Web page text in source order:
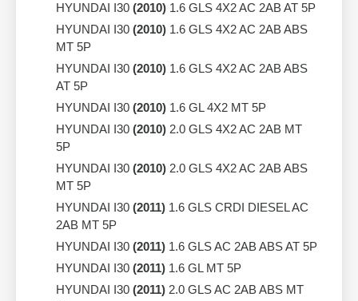
HYUNDAI I30 (2010) 1.6 GLS 4X2 AC 2AB AT 5P
HYUNDAI I30 (2010) 1.6 GLS 4X2 AC 2AB ABS
MT 5P
HYUNDAI I30 (2010) 1.6 GLS 4X2 AC 2AB ABS
AT 5P
HYUNDAI I30 (2010) 1.6 GL 4X2 MT 5P
HYUNDAI I30 (2010) 2.0 GLS 4X2 AC 2AB MT
5P
HYUNDAI I30 (2010) 2.0 GLS 4X2 AC 2AB ABS
MT 5P
HYUNDAI I30 (2011) 1.6 GLS CRDI DIESEL AC
2AB MT 5P
HYUNDAI I30 (2011) 1.6 GLS AC 2AB ABS AT 5P
HYUNDAI I30 (2011) 1.6 GL MT 5P
HYUNDAI I30 (2011) 2.0 GLS AC 2AB ABS MT